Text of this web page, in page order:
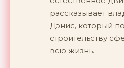
рассказывает
Дэнис, который
строительству
всю жизнь.